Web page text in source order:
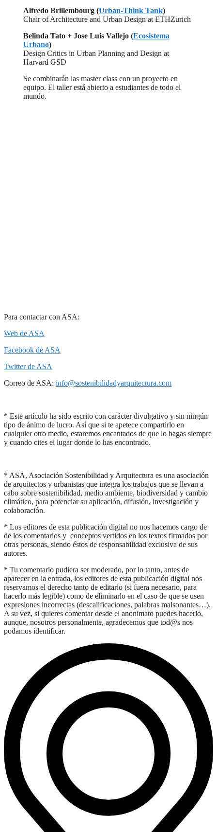
Alfredo Brillembourg (Urban-Think Tank)
Chair of Architecture and Urban Design at ETHZurich
Belinda Tato + Jose Luis Vallejo (Ecosistema
Urbano)
Design Critics in Urban Planning and Design at
Harvard GSD
Se combinarán las master class con un proyecto en
equipo. El taller está abierto a estudiantes de todo el
mundo.
Para contactar con ASA:
Web de ASA
Facebook de ASA
Twitter de ASA
Correo de ASA: info@sostenibilidadyarquitectura.com
* Este artículo ha sido escrito con carácter divulgativo y sin ningún
tipo de ánimo de lucro. Así que si te apetece compartirlo en
cualquier otro medio, estaremos encantados de que lo hagas siempre
y cuando cites el lugar donde lo has encontrado.
* ASA, Asociación Sostenibilidad y Arquitectura es una asociación
de arquitectos y urbanistas que integra los trabajos que se llevan a
cabo sobre sostenibilidad, medio ambiente, biodiversidad y cambio
climático, para potenciar su aplicación, difusión, investigación y
colaboración.
* Los editores de esta publicación digital no nos hacemos cargo de
de los comentarios y conceptos vertidos en los textos firmados por
otras personas, siendo éstos de responsabilidad exclusiva de sus
autores.
* Tu comentario pudiera ser moderado, por lo tanto, antes de
aparecer en la entrada, los editores de esta publicación digital nos
reservamos el derecho tanto de editarlo (si fuera necesario, para
hacerlo más legible) como de eliminarlo en el caso de que se usen
expresiones incorrectas (descalificaciones, palabras malsonantes…).
A su vez, si quieres comentar desde el anonimato puedes hacerlo,
aunque, nosotros personalmente, agradecemos que tod@s nos
podamos identificar.